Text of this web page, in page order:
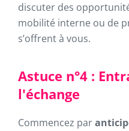
discuter des
mobilité interne ou de
s’offrent à vous.
Astuce n°4 :
l'échange
Commencez par